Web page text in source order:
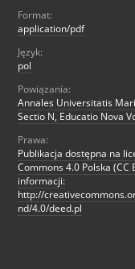
Format:
application/pdf
Język:
pol
Powiązania:
Annales Universitatis
Sectio N, Educatio Nova
Prawa:
Publikacja dostępna na
Commons 4.0 Polska (CC
informacji:
http://
nd/4.0/deed.pl